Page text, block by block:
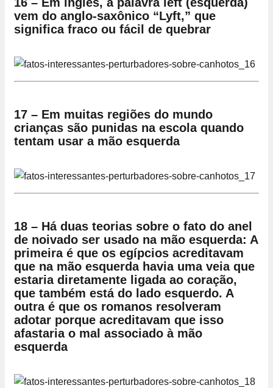
vem do anglo-saxônico “Lyft,” que
significa fraco ou fácil de quebrar
17 – Em muitas regiões do mundo
crianças são punidas na escola quando
tentam usar a mão esquerda
18 – Há duas teorias sobre o fato do anel
de noivado ser usado na mão esquerda: A
primeira é que os egípcios acreditavam
que na mão esquerda havia uma veia que
estaria diretamente ligada ao coração,
que também está do lado esquerdo. A
outra é que os romanos resolveram
adotar porque acreditavam que isso
afastaria o mal associado à mão
esquerda